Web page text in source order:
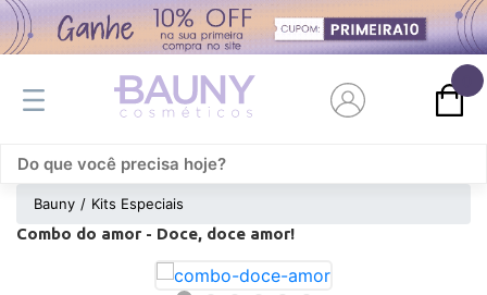
Bauny Kits Especiais
Combo do amor - Doce, doce amor!